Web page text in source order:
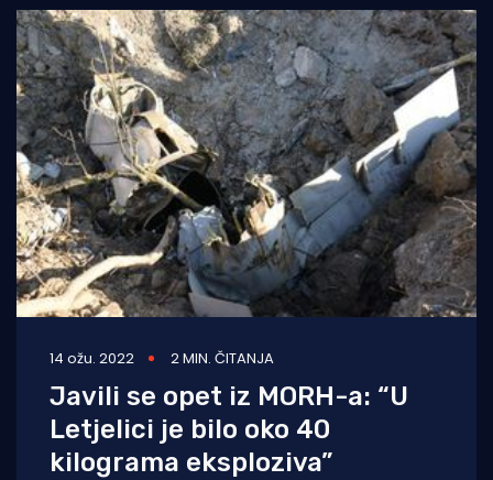
14 ožu. 2022 2 MIN. ČITANJA
Javili se opet iz MORH-a: “U
Letjelici je bilo oko 40
kilograma eksploziva”